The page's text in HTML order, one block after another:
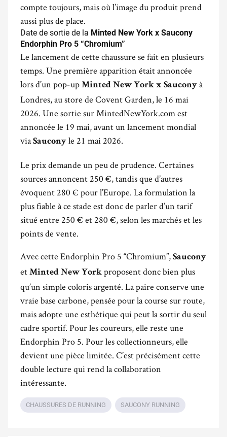
compte toujours, mais où l’image du produit prend
aussi plus de place.
Date de sortie de la Minted New York x Saucony
Endorphin Pro 5 “Chromium”
Le lancement de cette chaussure se fait en plusieurs
temps. Une première apparition était annoncée
lors d’un pop-up Minted New York x Saucony à
Londres, au store de Covent Garden, le 16 mai
2026. Une sortie sur MintedNewYork.com est
annoncée le 19 mai, avant un lancement mondial
viaSaucony le 21 mai 2026.
Le prix demande un peu de prudence. Certaines
sources annoncent 250 €, tandis que d’autres
évoquent 280 € pour l’Europe. La formulation la
plus fiable à ce stade est donc de parler d’un tarif
situé entre 250 € et 280 €, selon les marchés et les
points de vente.
Avec cette Endorphin Pro 5 “Chromium”, Saucony
et Minted New York proposent donc bien plus
qu’un simple coloris argenté. La paire conserve une
vraie base carbone, pensée pour la course sur route,
mais adopte une esthétique qui peut la sortir du seul
cadre sportif. Pour les coureurs, elle reste une
Endorphin Pro 5. Pour les collectionneurs, elle
devient une pièce limitée. C’est précisément cette
double lecture qui rend la collaboration
intéressante.
CHAUSSURES DE RUNNING SAUCONY RUNNING